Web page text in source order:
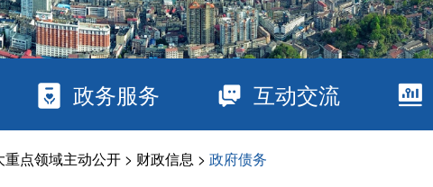
政务服务 互动交流
重点领域主动公开 > 财政信息 > 政府债务